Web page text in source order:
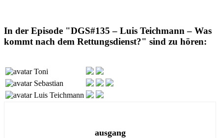
In der Episode "DGS#135 – Luis Teichmann – Was
kommt nach dem Rettungsdienst?" sind zu hören:
Toni
Sebastian
Luis Teichmann
ausgang